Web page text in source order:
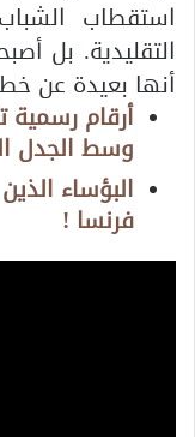
استقطاب
التقليدية. بل
أنها بعيدة عن
أرقام
وسط الجدل
البؤساء
فرنسا !